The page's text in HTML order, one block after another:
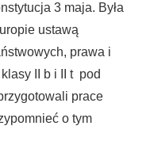
3 maja. Była
ustawą
prawa i
II b i II t pod
prace
o tym